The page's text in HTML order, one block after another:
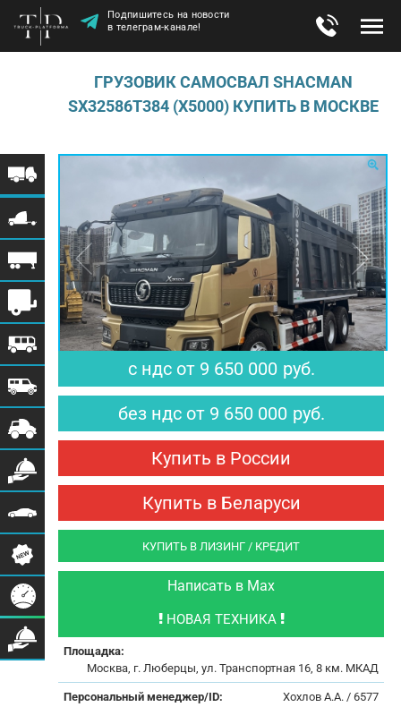
Подпишитесь на новости
в телеграм-канале!
ГРУЗОВИК САМОСВАЛ SHACMAN
SX32586T384 (Х5000) КУПИТЬ В МОСКВЕ
$ 117 683 € 102 660
с ндс от 9 650 000 руб.
без ндс от 9 650 000 руб.
Купить в России
Купить в Беларуси
КУПИТЬ В ЛИЗИНГ / КРЕДИТ
Написать в Max
НОВАЯ ТЕХНИКА
Площадка:
Москва, г. Люберцы, ул. Транспортная 16, 8 км. МКАД
Персональный менеджер/ID: Хохлов А.А. / 6577